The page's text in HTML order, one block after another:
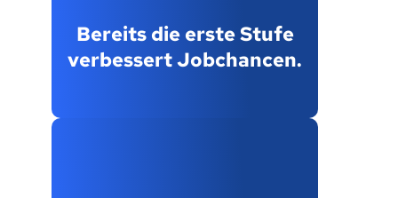
Bereits die erste Stufe
verbessert Jobchancen.